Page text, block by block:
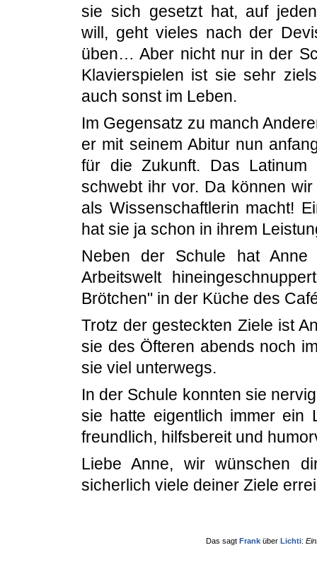
sie sich gesetzt hat, auf
will, geht vieles nach der
üben… Aber nicht nur in der
Klavierspielen ist sie sehr
auch sonst im Leben.
Im Gegensatz zu manch
er mit seinem Abitur nun
für die Zukunft. Das
schwebt ihr vor. Da können
als Wissenschaftlerin macht!
hat sie ja schon in ihrem
Neben der Schule hat
Arbeitswelt
Brötchen" in der Küche des
Trotz der gesteckten Ziele ist
sie des Öfteren abends noch
sie viel unterwegs.
In der Schule konnten sie
sie hatte eigentlich immer ein
freundlich, hilfsbereit und
Liebe Anne, wir wünschen
sicherlich viele deiner Ziele
Das sagt Franküber Lichti: